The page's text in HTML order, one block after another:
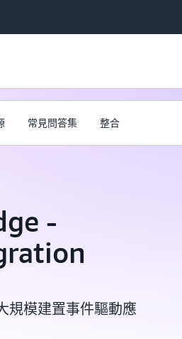
常見問答集 整合
-
規模建置事件驅動應